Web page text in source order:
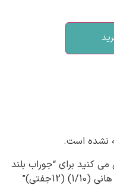
نشده است.
کنید برای “جوراب بلند